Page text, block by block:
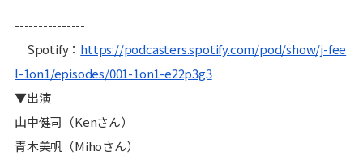
---------------
Spotify： https://podcasters.spotify.com/pod/show/j-fee
l-1on1/episodes/001-1on1-e22p3g3
▼出演
山中健司（Kenさん）
青木美帆（Mihoさん）